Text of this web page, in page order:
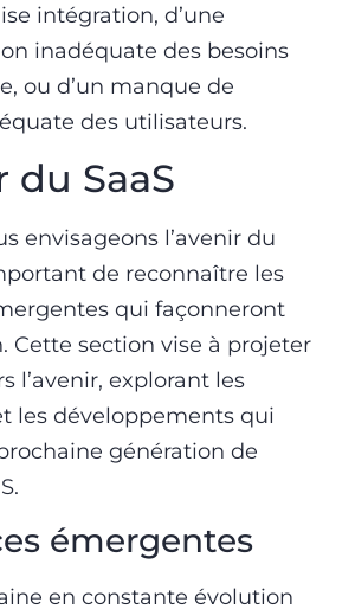
intégration, d’une
inadéquate des besoins
ou d’un manque de
des utilisateurs.
du SaaS
envisageons l’avenir du
de reconnaître les
qui façonneront
Cette section vise à projeter
l’avenir, explorant les
les développements qui
génération de
émergentes
en constante évolution